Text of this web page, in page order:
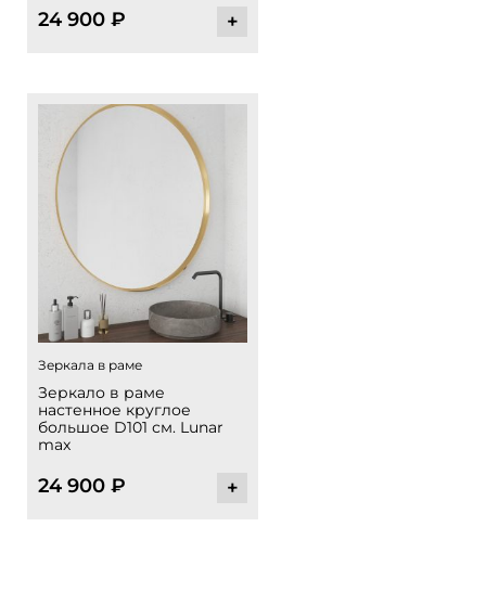
24 900 ₽ +
Зеркала в раме
Зеркало в раме
настенное круглое
большое D101 см. Lunar
max
24 900 ₽ +